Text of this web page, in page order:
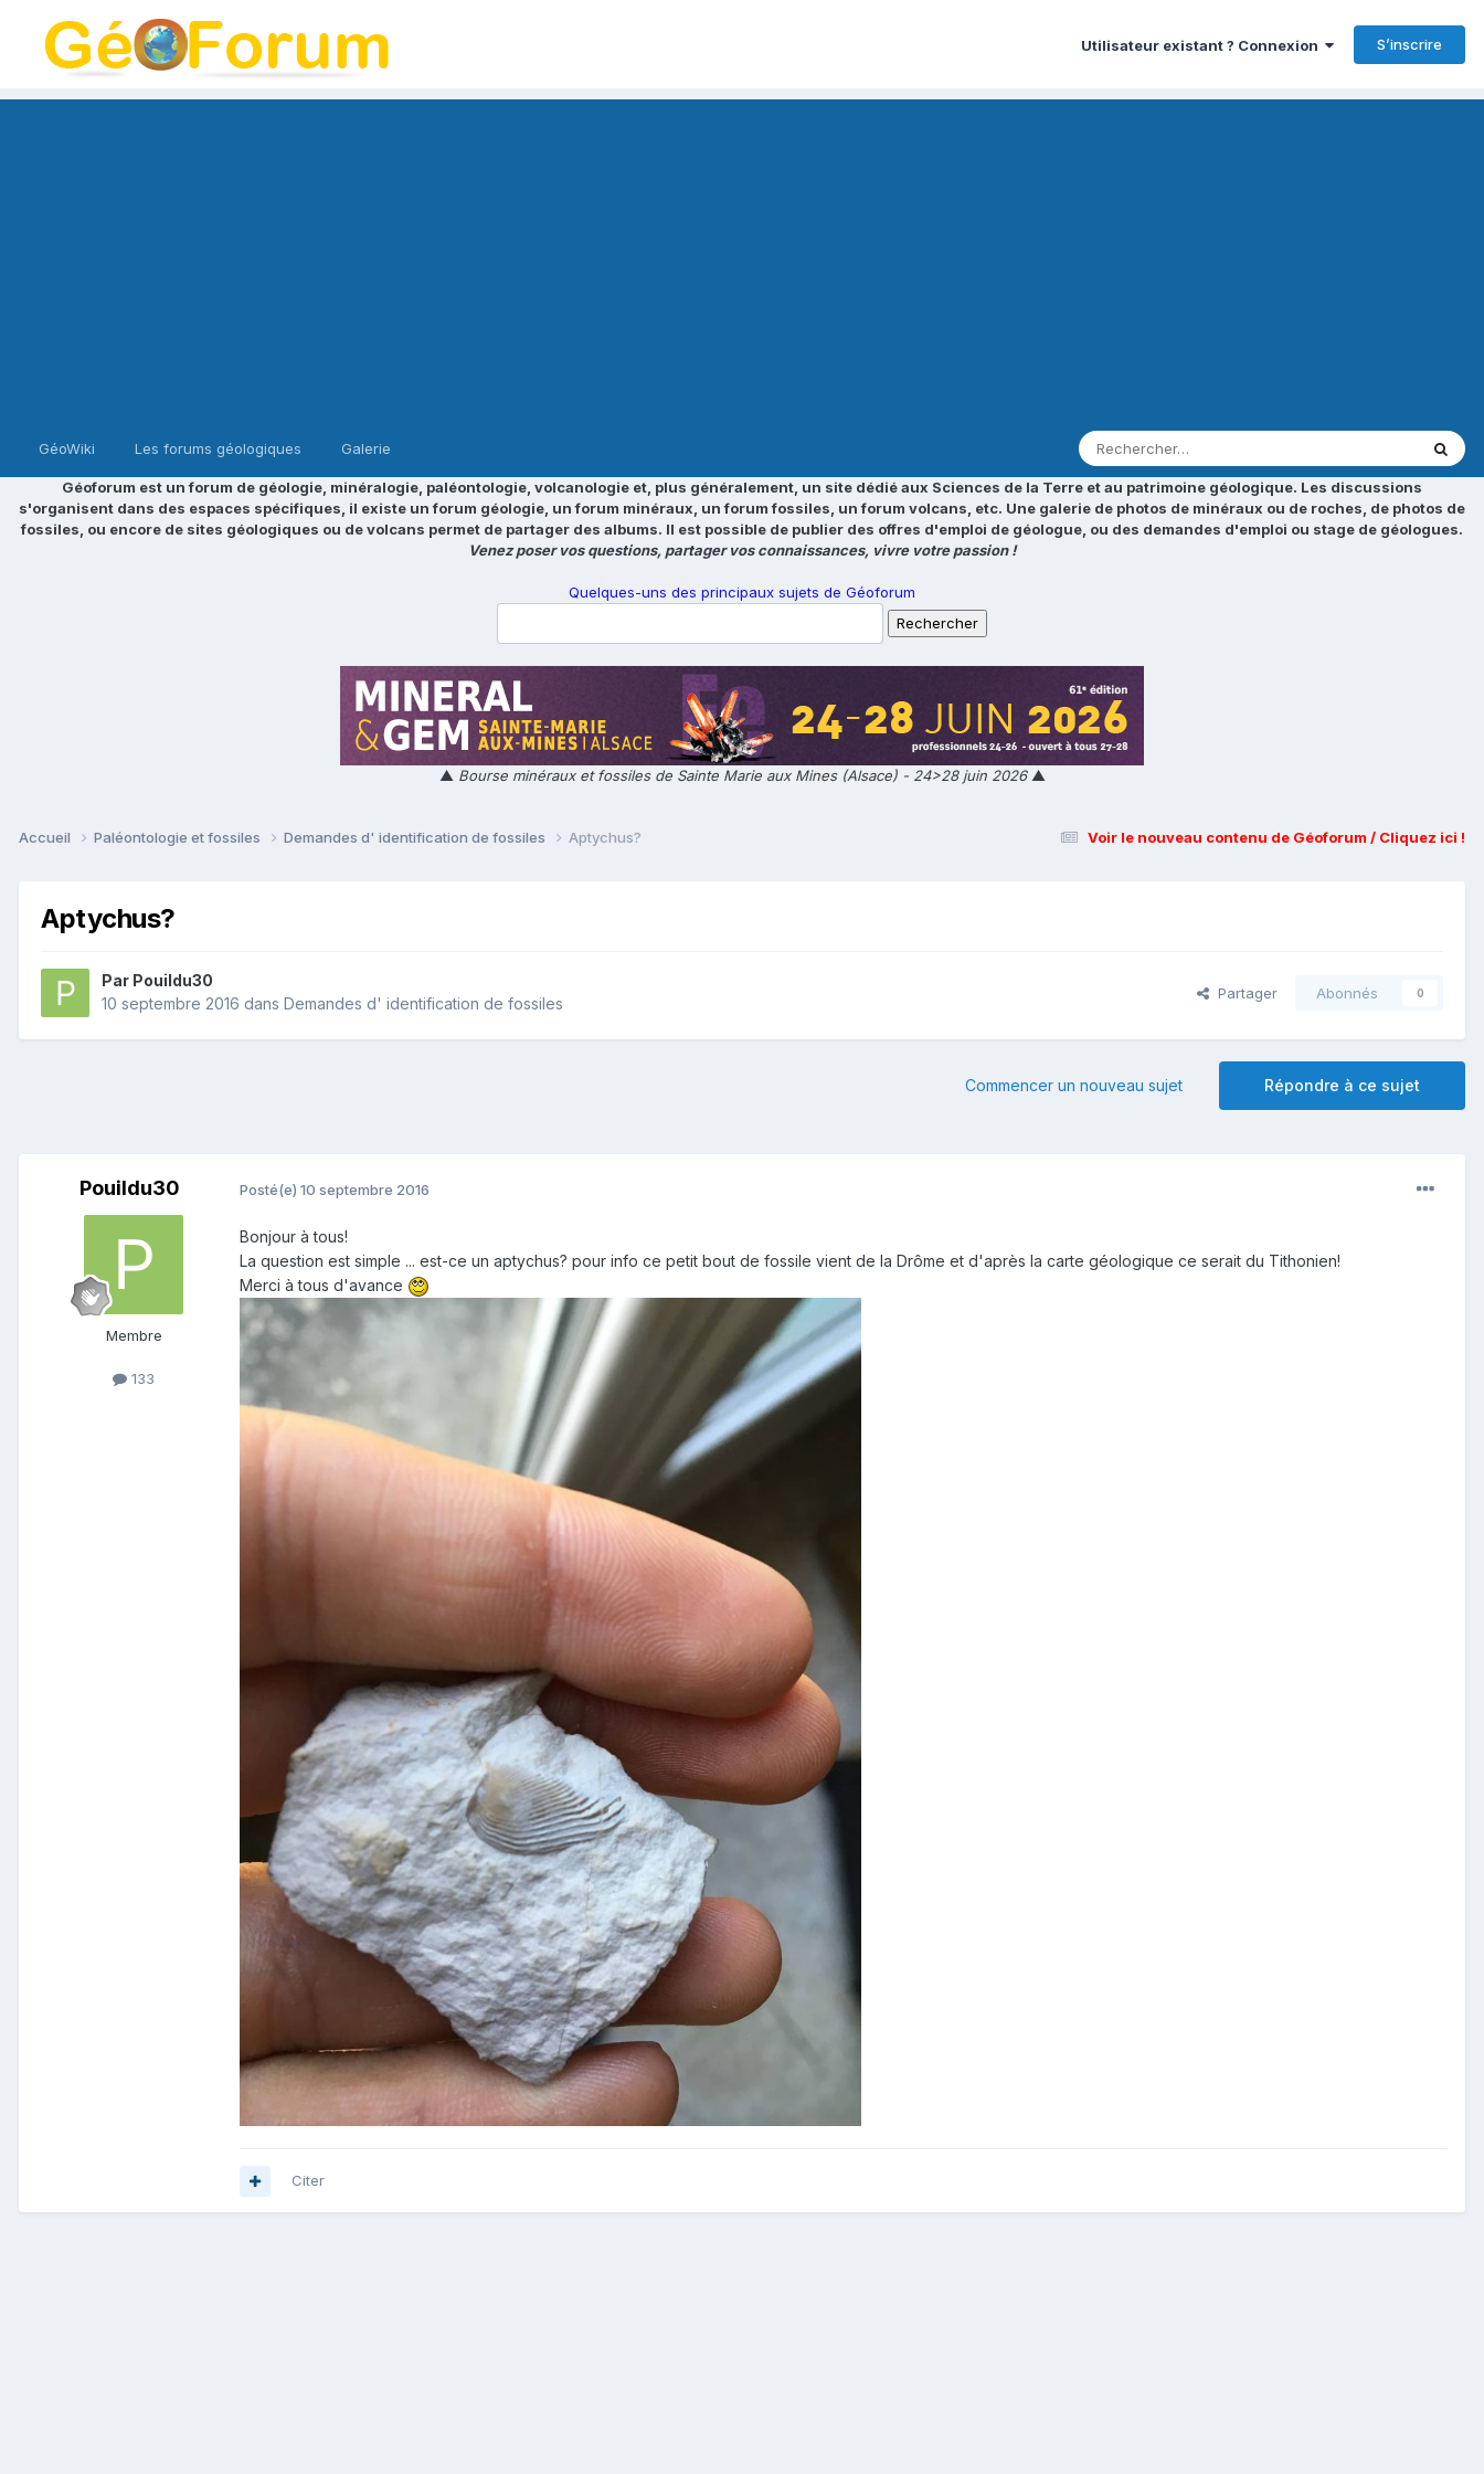
Utilisateur existant ? Connexion S’inscrire
GéoWiki Les forums géologiques Galerie
Géoforum est un forum de géologie, minéralogie, paléontologie, volcanologie et, plus généralement, un site dédié aux Sciences de la Terre et au patrimoine géologique. Les discussions
s'organisent dans des espaces spécifiques, il existe un forum géologie, un forum minéraux, un forum fossiles, un forum volcans, etc. Une galerie de photos de minéraux ou de roches, de photos de
fossiles, ou encore de sites géologiques ou de volcans permet de partager des albums. Il est possible de publier des offres d'emploi de géologue, ou des demandes d'emploi ou stage de géologues.
Venez poser vos questions, partager vos connaissances, vivre votre passion !
Quelques-uns des principaux sujets de Géoforum
▲ Bourse minéraux et fossiles de Sainte Marie aux Mines (Alsace) - 24>28 juin 2026▲
Voir le nouveau contenu de Géoforum / Cliquez ici !
Accueil Paléontologie et fossiles Demandes d' identification de fossiles Aptychus?
Aptychus?
Par Pouildu30
10 septembre 2016 dans Demandes d' identification de fossiles
Partager Abonnés 0
Répondre à ce sujet
Commencer un nouveau sujet
Pouildu30
Membre
133
Posté(e) 10 septembre 2016
Bonjour à tous!
La question est simple ... est-ce un aptychus? pour info ce petit bout de fossile vient de la Drôme et d'après la carte géologique ce serait du Tithonien!
Merci à tous d'avance
Citer